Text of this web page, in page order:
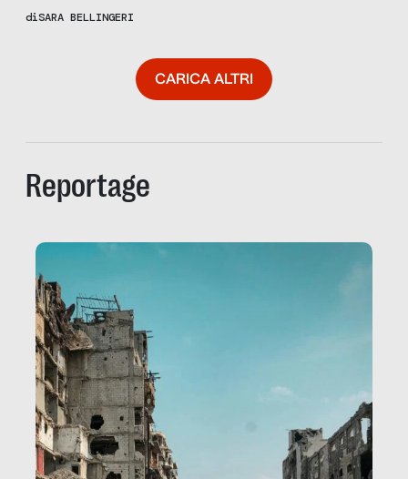
un’operatrice sanitaria: “Nessun supporto, turni impossibili e
diSARA BELLINGERI
CARICA ALTRI
Reportage